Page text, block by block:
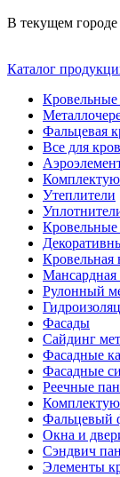
В текущем городе
Каталог
Фальцевая
Все для
Утеплители
Кровельные
Кровельная
Мансардная
Рулонный
Фасады
Сайдинг
Фасадные
Фасадные
Реечные
Фальцевый
Окна и
Сэндвич
Элементы